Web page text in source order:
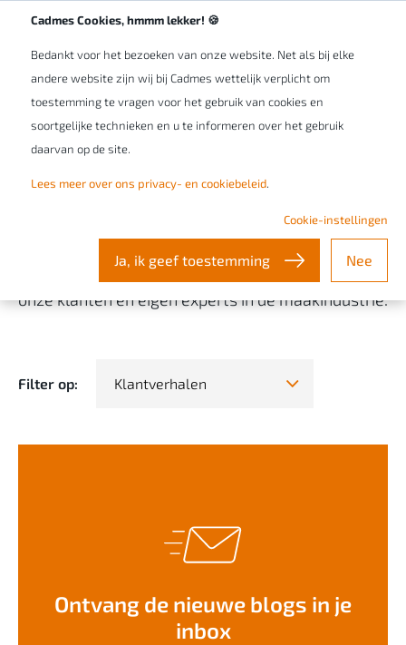
Cadmes Cookies, hmmm lekker! 🍪
Bedankt voor het bezoeken van onze website. Net als bij elke
andere website zijn wij bij Cadmes wettelijk verplicht om
toestemming te vragen voor het gebruik van cookies en
soortgelijke technieken en u te informeren over het gebruik
daarvan op de site.
Lees meer over ons privacy- en cookiebeleid.
Cookie-instellingen
Ja, ik geef toestemming Nee
Werken bij Cadmes
Training & support Content Blogs
Cadmes Stories
Lees hier al onze verhalen over de ervaringen van
onze klanten en eigen experts in de maakindustrie.
Filter op: Klantverhalen
Ontvang de nieuwe blogs in je
inbox